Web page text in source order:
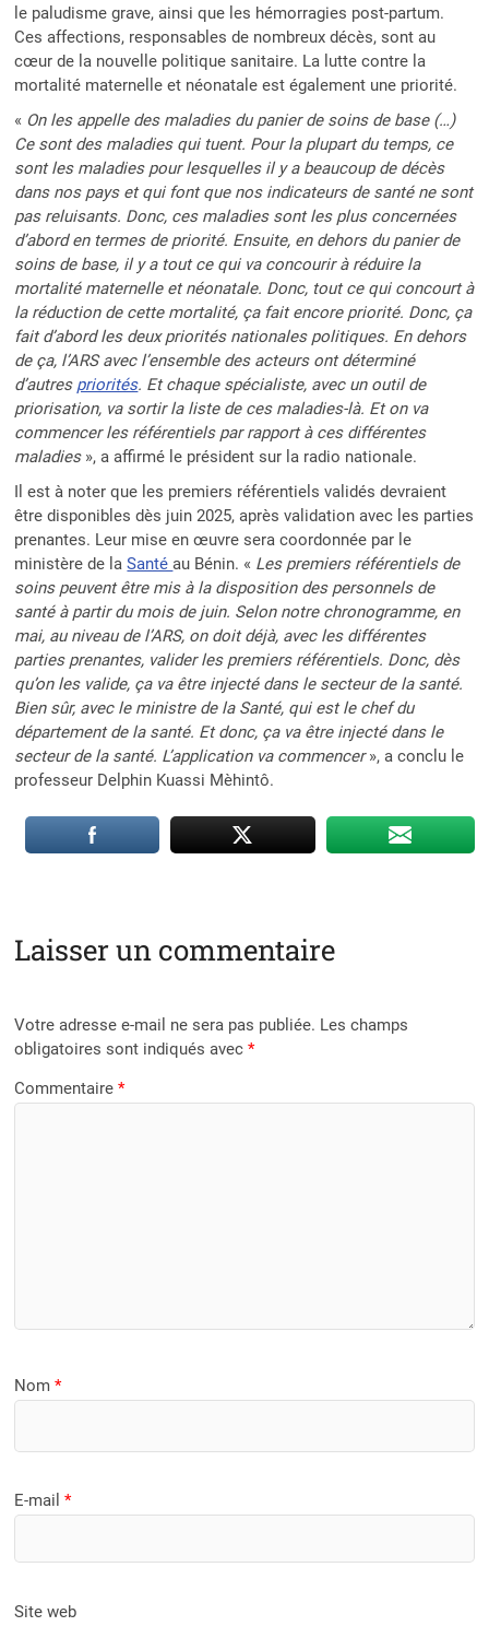
le paludisme grave, ainsi que les hémorragies post-partum.
Ces affections, responsables de nombreux décès, sont au
cœur de la nouvelle politique sanitaire. La lutte contre la
mortalité maternelle et néonatale est également une priorité.
« On les appelle des maladies du panier de soins de base (…)
Ce sont des maladies qui tuent. Pour la plupart du temps, ce
sont les maladies pour lesquelles il y a beaucoup de décès
dans nos pays et qui font que nos indicateurs de santé ne sont
pas reluisants. Donc, ces maladies sont les plus concernées
d’abord en termes de priorité. Ensuite, en dehors du panier de
soins de base, il y a tout ce qui va concourir à réduire la
mortalité maternelle et néonatale. Donc, tout ce qui concourt à
la réduction de cette mortalité, ça fait encore priorité. Donc, ça
fait d’abord les deux priorités nationales politiques. En dehors
de ça, l’ARS avec l’ensemble des acteurs ont déterminé
d’autres priorités. Et chaque spécialiste, avec un outil de
priorisation, va sortir la liste de ces maladies-là. Et on va
commencer les référentiels par rapport à ces différentes
maladies», a affirmé le président sur la radio nationale.
Il est à noter que les premiers référentiels validés devraient
être disponibles dès juin 2025, après validation avec les parties
prenantes. Leur mise en œuvre sera coordonnée par le
ministère de laSantéau Bénin. « Les premiers référentiels de
soins peuvent être mis à la disposition des personnels de
santé à partir du mois de juin. Selon notre chronogramme, en
mai, au niveau de l’ARS, on doit déjà, avec les différentes
parties prenantes, valider les premiers référentiels. Donc, dès
qu’on les valide, ça va être injecté dans le secteur de la santé.
Bien sûr, avec le ministre de la Santé, qui est le chef du
département de la santé. Et donc, ça va être injecté dans le
secteur de la santé. L’application va commencer», a conclu le
professeur Delphin Kuassi Mèhintô.
Laisser un commentaire
Votre adresse e-mail ne sera pas publiée. Les champs
obligatoires sont indiqués avec*
Commentaire*
Nom*
E-mail*
Site web